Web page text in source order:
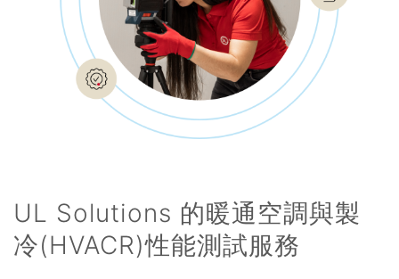
UL Solutions 的暖通空調與製
冷(HVACR)性能測試服務